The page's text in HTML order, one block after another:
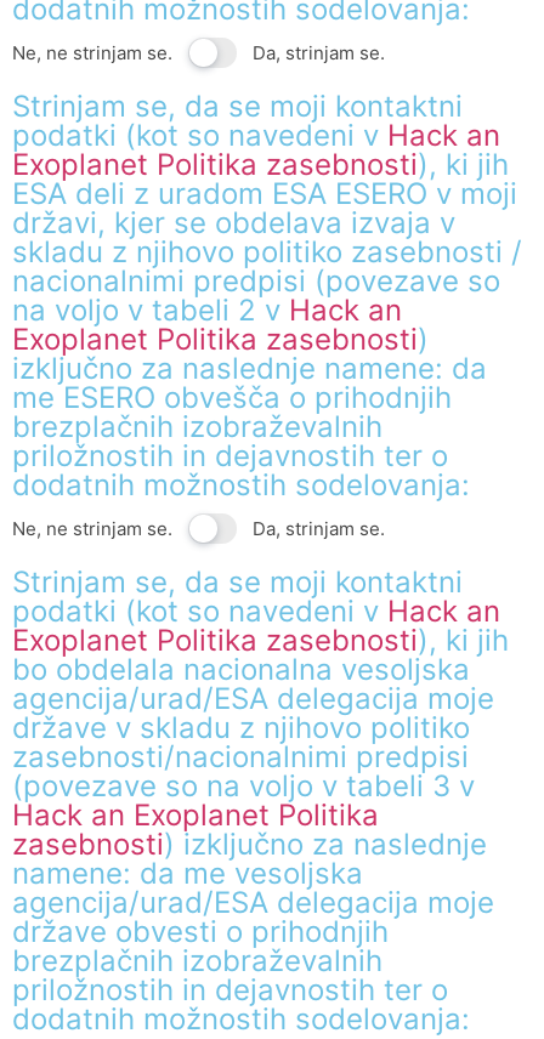
dodatnih možnostih sodelovanja:
Ne, ne strinjam se. Da, strinjam se.
Strinjam se, da se moji kontaktni
podatki (kot so navedeni v Hack an
Exoplanet Politika zasebnosti), ki jih
ESA deli z uradom ESA ESERO v moji
državi, kjer se obdelava izvaja v
skladu z njihovo politiko zasebnosti /
nacionalnimi predpisi (povezave so
na voljo v tabeli 2 v Hack an
Exoplanet Politika zasebnosti)
izključno za naslednje namene: da
me ESERO obvešča o prihodnjih
brezplačnih izobraževalnih
priložnostih in dejavnostih ter o
dodatnih možnostih sodelovanja:
Ne, ne strinjam se. Da, strinjam se.
Strinjam se, da se moji kontaktni
podatki (kot so navedeni v Hack an
Exoplanet Politika zasebnosti), ki jih
bo obdelala nacionalna vesoljska
agencija/urad/ESA delegacija moje
države v skladu z njihovo politiko
zasebnosti/nacionalnimi predpisi
(povezave so na voljo v tabeli 3 v
Hack an Exoplanet Politika
zasebnosti) izključno za naslednje
namene: da me vesoljska
agencija/urad/ESA delegacija moje
države obvesti o prihodnjih
brezplačnih izobraževalnih
priložnostih in dejavnostih ter o
dodatnih možnostih sodelovanja: